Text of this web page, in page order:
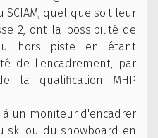
SCIAM, quel que soit leur
2, ont la possibilité de
hors piste en étant
de l'encadrement, par
la qualification MHP
un moniteur d'encadrer
ski ou du snowboard en